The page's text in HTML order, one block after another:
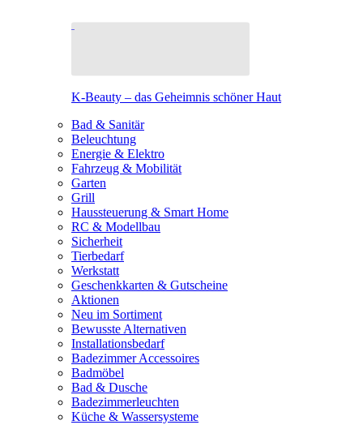
K-Beauty – das Geheimnis schöner Haut
Bad & Sanitär
Beleuchtung
Energie & Elektro
Fahrzeug & Mobilität
Garten
Grill
Haussteuerung & Smart Home
RC & Modellbau
Sicherheit
Tierbedarf
Werkstatt
Geschenkkarten & Gutscheine
Aktionen
Neu im Sortiment
Bewusste Alternativen
Installationsbedarf
Badezimmer Accessoires
Badmöbel
Bad & Dusche
Badezimmerleuchten
Küche & Wassersysteme